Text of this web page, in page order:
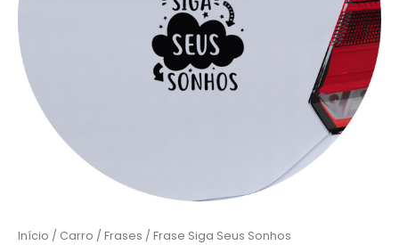
Início / Carro / Frases / Frase Siga Seus Sonhos